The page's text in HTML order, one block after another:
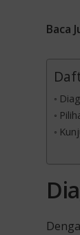
Baca